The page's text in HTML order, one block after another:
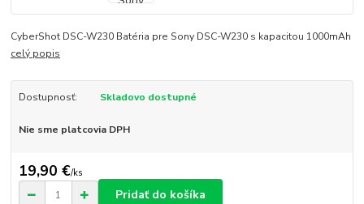
CyberShot DSC-W230 Batéria pre Sony DSC-W230 s kapacitou 1000mAh
celý popis
Dostupnosť: Skladovo dostupné
Nie sme platcovia DPH
19,90 €/ks
Pridať do košíka